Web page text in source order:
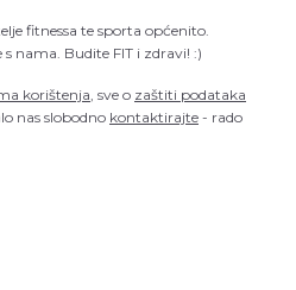
fitnessa te sporta općenito.
nama. Budite FIT i zdravi! :)
korištenja , sve o zaštiti podataka
nas slobodno kontaktirajte - rado